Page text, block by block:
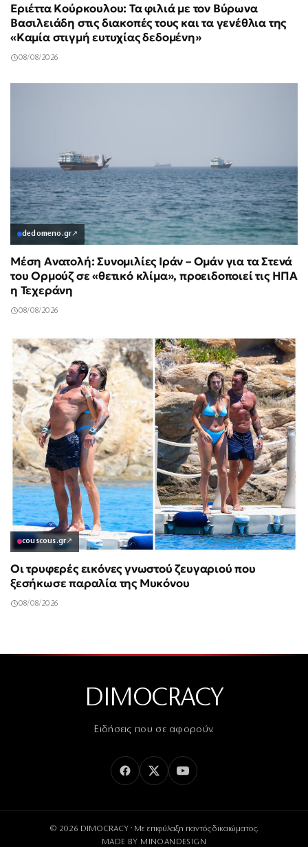
Εριέττα Κούρκουλου: Τα φιλιά με τον Βύρωνα
Βασιλειάδη στις διακοπές τους και τα γενέθλια της
«Καμία στιγμή ευτυχίας δεδομένη»
08/08/2026
dedomeno.gr↗
Μέση Ανατολή: Συνομιλίες Ιράν – Ομάν για τα Στενά
του Ορμούζ σε «θετικό κλίμα», προειδοποιεί τις ΗΠΑ
η Τεχεράνη
08/08/2026
couscous.gr↗
Οι τρυφερές εικόνες γνωστού ζευγαριού που
ξεσήκωσε παραλία της Μυκόνου
08/08/2026
DIMOCRACY
Ειδήσεις που σε αφορούν.
© 2026 DIMOCRACY · Με επιφύλαξη παντός δικαιώματος.
MADE BY MINOANDESIGN